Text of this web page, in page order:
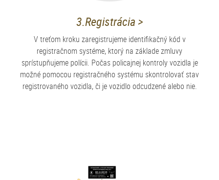
3.Registrácia >
V treťom kroku zaregistrujeme identifikačný kód v
registračnom systéme, ktorý na základe zmluvy
sprístupňujeme polícii. Počas policajnej kontroly vozidla je
možné pomocou registračného systému skontrolovať stav
registrovaného vozidla, či je vozidlo odcudzené alebo nie.